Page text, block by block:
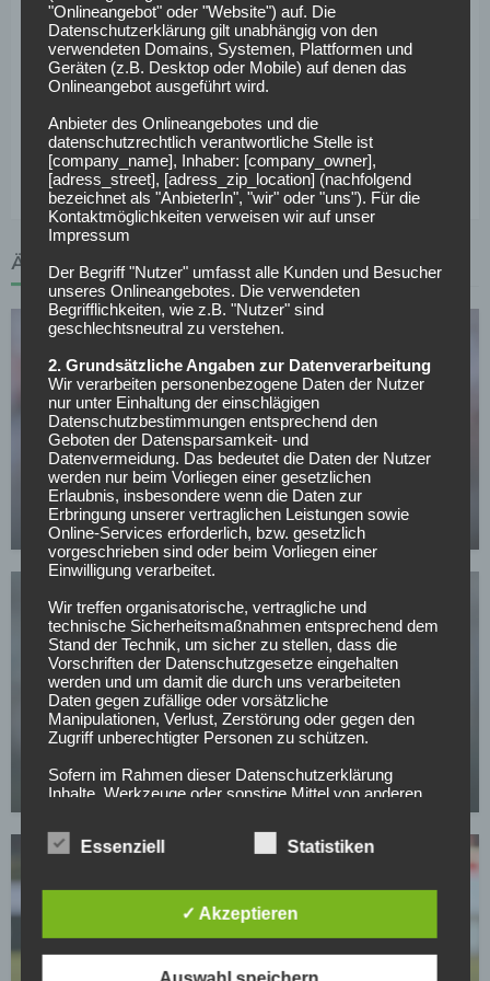
Stadion:HDI-Arena, Hannover, 49.200 Plätze
Schiedsrichter:Robert Hartmann (SR), Wolfgang Stark
(VAR)
Tipp der Redaktion:Unentschieden
ÄHNLICHE ARTIKEL
HAMBURGER SV
Märchenhafter Auftritt: HSV will diesen Leihspieler
langfristig halten
03.05.2026
HAMBURGER SV
Dieser HSV-Star hat entschieden, ob er dem Klub
02.05.2026
"Onlineangebot" oder "Website") auf. Die
Datenschutzerklärung gilt unabhängig von den
verwendeten Domains, Systemen, Plattformen und
Geräten (z.B. Desktop oder Mobile) auf denen das
Onlineangebot ausgeführt wird.
Anbieter des Onlineangebotes und die
datenschutzrechtlich verantwortliche Stelle ist
[company_name], Inhaber: [company_owner],
[adress_street], [adress_zip_location] (nachfolgend
bezeichnet als "AnbieterIn", "wir" oder "uns"). Für die
Kontaktmöglichkeiten verweisen wir auf unser
Impressum
Der Begriff "Nutzer" umfasst alle Kunden und Besucher
unseres Onlineangebotes. Die verwendeten
Begrifflichkeiten, wie z.B. "Nutzer" sind
geschlechtsneutral zu verstehen.
2. Grundsätzliche Angaben zur Datenverarbeitung
Wir verarbeiten personenbezogene Daten der Nutzer
nur unter Einhaltung der einschlägigen
Datenschutzbestimmungen entsprechend den
Geboten der Datensparsamkeit- und
Datenvermeidung. Das bedeutet die Daten der Nutzer
werden nur beim Vorliegen einer gesetzlichen
Erlaubnis, insbesondere wenn die Daten zur
Erbringung unserer vertraglichen Leistungen sowie
Online-Services erforderlich, bzw. gesetzlich
vorgeschrieben sind oder beim Vorliegen einer
Einwilligung verarbeitet.
Wir treffen organisatorische, vertragliche und
technische Sicherheitsmaßnahmen entsprechend dem
Stand der Technik, um sicher zu stellen, dass die
Vorschriften der Datenschutzgesetze eingehalten
werden und um damit die durch uns verarbeiteten
Daten gegen zufällige oder vorsätzliche
Manipulationen, Verlust, Zerstörung oder gegen den
Zugriff unberechtigter Personen zu schützen.
Sofern im Rahmen dieser Datenschutzerklärung
Inhalte, Werkzeuge oder sonstige Mittel von anderen
"Dritt-Anbieter") eingesetzt werden und deren
genannter Sitz im Ausland ist, ist davon auszugehen,
Drittstaaten erfolgt entweder auf Grundlage einer
gesetzlichen Erlaubnis, einer Einwilligung der Nutzer
oder spezieller Vertragsklauseln, die eine gesetzlich
vorausgesetzte Sicherheit der Daten gewährleisten.
Essenziell Statistiken
✓ Akzeptieren